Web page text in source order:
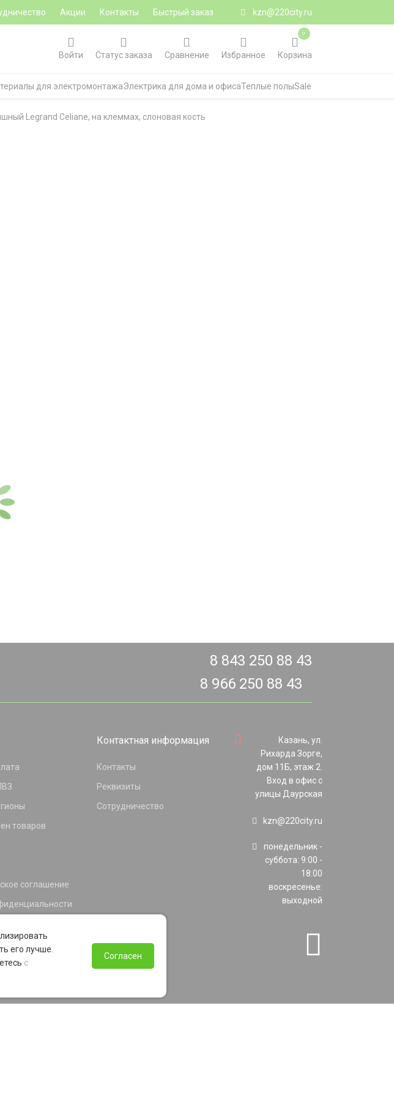
Акции Контакты Быстрый заказ kzn@220city.ru
Войти Статус заказа Сравнение Избранное Корзина
0
для электромонтажаЭлектрика для дома и офисаТеплые полыSale
Legrand Celiane, на клеммах, слоновая кость
8 843 250 88 43
8 966 250 88 43
товаров
соглашение
Контактная информация
Контакты
Реквизиты
Сотрудничество
Казань, ул.
Рихарда Зорге,
дом 11Б, этаж 2.
Вход в офис с
улицы Даурская
kzn@220city.ru
понедельник -
суббота: 9:00 -
18:00
воскресенье:
выходной
его лучше.
с
Согласен